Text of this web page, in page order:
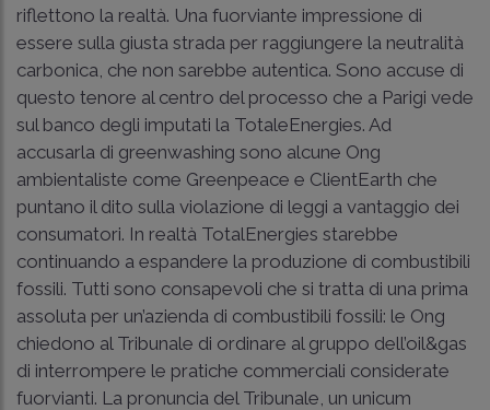
riflettono la realtà. Una fuorviante impressione di
essere sulla giusta strada per raggiungere la neutralità
carbonica, che non sarebbe autentica. Sono accuse di
questo tenore al centro del processo che a Parigi vede
sul banco degli imputati la TotaleEnergies. Ad
accusarla di greenwashing sono alcune Ong
ambientaliste come Greenpeace e ClientEarth che
puntano il dito sulla violazione di leggi a vantaggio dei
consumatori. In realtà TotalEnergies starebbe
continuando a espandere la produzione di combustibili
fossili. Tutti sono consapevoli che si tratta di una prima
assoluta per un’azienda di combustibili fossili: le Ong
chiedono al Tribunale di ordinare al gruppo dell’oil&gas
di interrompere le pratiche commerciali considerate
fuorvianti. La pronuncia del Tribunale, un unicum